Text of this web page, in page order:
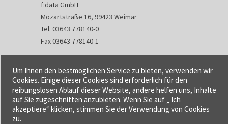
f:data GmbH
Mozartstraße 16, 99423 Weimar
Tel. 03643 778140-0
Fax 03643 778140-1
info@fdata.de
Kontakt
Impressum
Datenschutzerklärung
Urheberrecht und Haftung
Um Ihnen den bestmöglichen Service zu bieten, verwenden wir
Cookies. Einige dieser Cookies sind erforderlich für den
reibungslosen Ablauf dieser Website, andere helfen uns, Inhalte
auf Sie zugeschnitten anzubieten. Wenn Sie auf „ Ich
akzeptiere“ klicken, stimmen Sie der Verwendung von Cookies
zu.